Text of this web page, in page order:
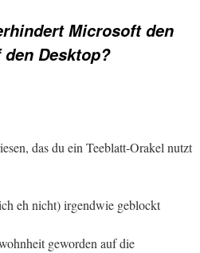
Microsoft den
Desktop?
das du ein Teeblatt-Orakel nutzt
eh nicht) irgendwie geblockt
geworden auf die